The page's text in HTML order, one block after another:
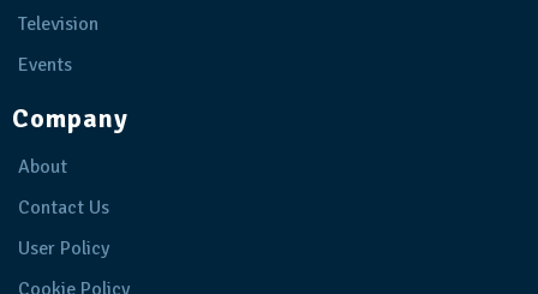
Television
Events
Company
About
Contact Us
User Policy
Cookie Policy